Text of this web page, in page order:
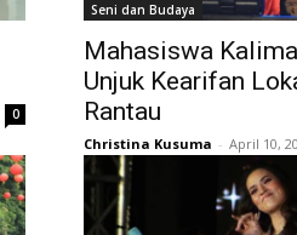
0
Seni dan Budaya
Mahasiswa
Unjuk Kearifan
Rantau
Christina Kusuma - April 10,